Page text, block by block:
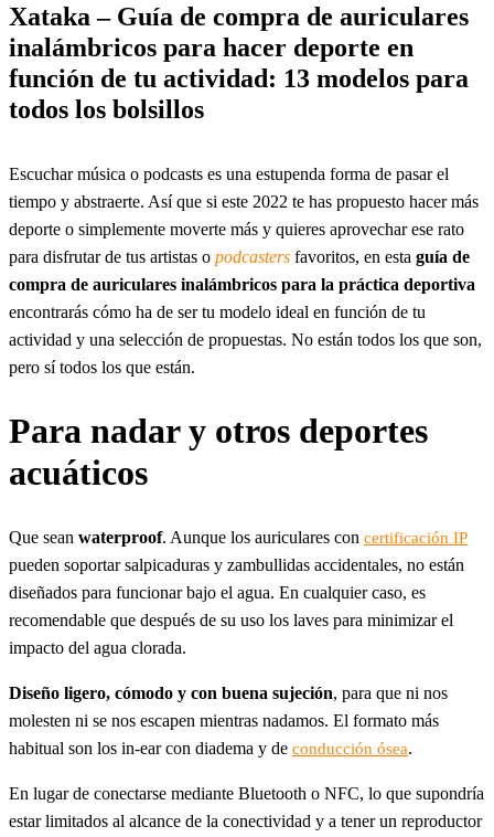
Xataka – Guía de compra de auriculares
inalámbricos para hacer deporte en
función de tu actividad: 13 modelos para
todos los bolsillos
Escuchar música o podcasts es una estupenda forma de pasar el
tiempo y abstraerte. Así que si este 2022 te has propuesto hacer más
deporte o simplemente moverte más y quieres aprovechar ese rato
para disfrutar de tus artistas o podcasters favoritos, en esta guía de
compra de auriculares inalámbricos para la práctica deportiva
encontrarás cómo ha de ser tu modelo ideal en función de tu
actividad y una selección de propuestas. No están todos los que son,
pero sí todos los que están.
Para nadar y otros deportes
acuáticos
Que sean waterproof. Aunque los auriculares con certificación IP
pueden soportar salpicaduras y zambullidas accidentales, no están
diseñados para funcionar bajo el agua. En cualquier caso, es
recomendable que después de su uso los laves para minimizar el
impacto del agua clorada.
Diseño ligero, cómodo y con buena sujeción, para que ni nos
molesten ni se nos escapen mientras nadamos. El formato más
habitual son los in-ear con diadema y de conducción ósea.
En lugar de conectarse mediante Bluetooth o NFC, lo que supondría
estar limitados al alcance de la conectividad y a tener un reproductor